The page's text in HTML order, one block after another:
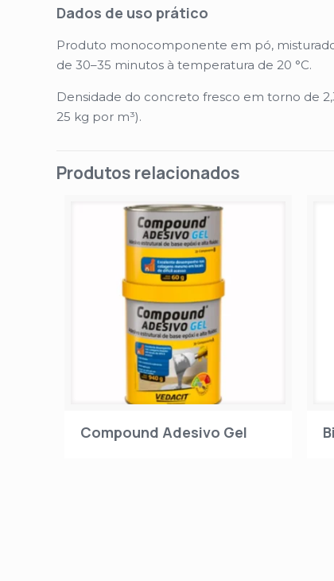
Dados de uso prático
Produto monocomponente em pó,
de 30–35 minutos à temperatura de 20 °C.
Densidade do concreto fresco em torno de
25 kg por m³).
Produtos relacionados
Compound Adesivo Gel